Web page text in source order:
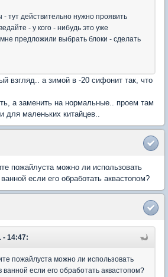
тут действительно нужно проявить
- у кого - нибудь это уже
предложили выбрать блоки - сделать
взгляд.. а зимой в -20 сифонит так, что
а заменить на нормальные.. проем там
для маленьких китайцев..
пожайлуста можно ли использовать
если его обработать аквастопом?
- 14:47:
пожайлуста можно ли использовать
если его обработать аквастопом?